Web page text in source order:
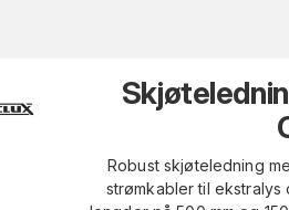
Robust skjøteledning
strømkabler til